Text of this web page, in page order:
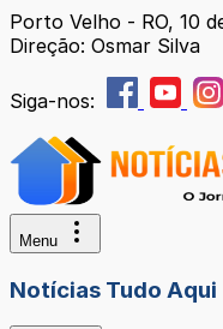
Porto Velho - RO, 10
Direção: Osmar Silva
Siga-nos:
Menu
Notícias Tudo Aqui